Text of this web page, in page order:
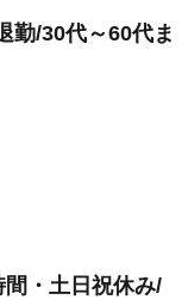
勤/30代～60代ま
・土日祝休み/